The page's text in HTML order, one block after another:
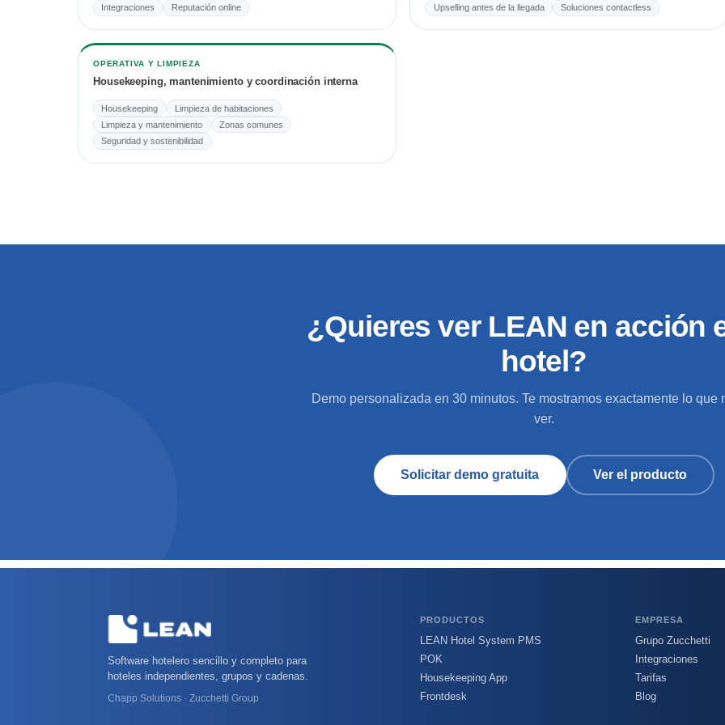
Integraciones Reputación online Upselling antes de la llegada Soluciones contactless
OPERATIVA Y LIMPIEZA
Housekeeping, mantenimiento y coordinación interna
Housekeeping
Limpieza de habitaciones
Limpieza y mantenimiento
Zonas comunes
Seguridad y sostenibilidad
¿Quieres ver LEAN en acción
hotel?
Demo personalizada en 30 minutos. Te mostramos exactamente lo que
ver.
Solicitar demo gratuita Ver el producto
Software hotelero sencillo y completo para
hoteles independientes, grupos y cadenas.
Chapp Solutions · Zucchetti Group
PRODUCTOS
LEAN Hotel System PMS
POK
Housekeeping App
Frontdesk
EMPRESA
Grupo Zucchetti
Integraciones
Tarifas
Blog